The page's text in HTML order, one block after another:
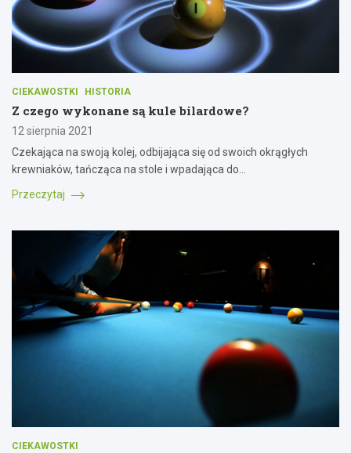
CIEKAWOSTKI HISTORIA
Z czego wykonane są kule bilardowe?
12 sierpnia 2021
Czekająca na swoją kolej, odbijająca się od swoich okrągłych
krewniaków, tańcząca na stole i wpadająca do…
Przeczytaj
CIEKAWOSTKI